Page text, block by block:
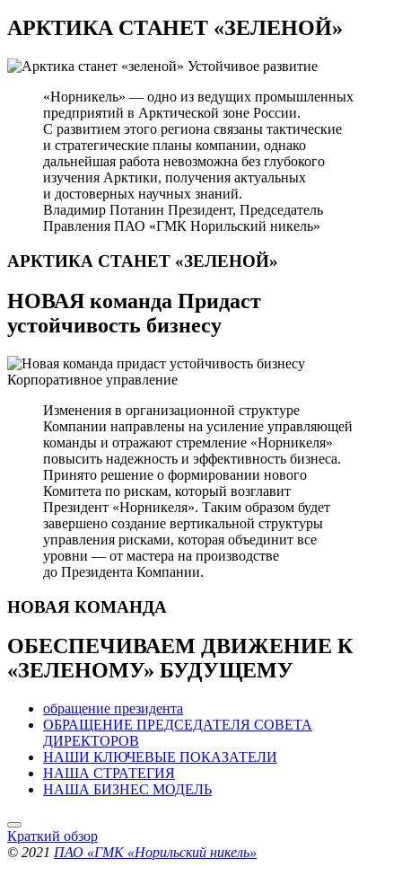
АРКТИКА СТАНЕТ «ЗЕЛЕНОЙ»
Устойчивое развитие
«Норникель» — одно из ведущих промышленных
предприятий в Арктической зоне России.
С развитием этого региона связаны тактические
и стратегические планы компании, однако
дальнейшая работа невозможна без глубокого
изучения Арктики, получения актуальных
и достоверных научных знаний.
Владимир Потанин Президент, Председатель
Правления ПАО «ГМК Норильский никель»
АРКТИКА СТАНЕТ «ЗЕЛЕНОЙ»
НОВАЯ команда Придаст
устойчивость бизнесу
Корпоративное управление
Изменения в организационной структуре
Компании направлены на усиление управляющей
команды и отражают стремление «Норникеля»
повысить надежность и эффективность бизнеса.
Принято решение о формировании нового
Комитета по рискам, который возглавит
Президент «Норникеля». Таким образом будет
завершено создание вертикальной структуры
управления рисками, которая объединит все
уровни — от мастера на производстве
до Президента Компании.
НОВАЯ КОМАНДА
ОБЕСПЕЧИВАЕМ ДВИЖЕНИЕ К
«ЗЕЛЕНОМУ» БУДУЩЕМУ
обращение президента
ОБРАЩЕНИЕ ПРЕДСЕДАТЕЛЯ СОВЕТА
ДИРЕКТОРОВ
НАШИ КЛЮЧЕВЫЕ ПОКАЗАТЕЛИ
НАША СТРАТЕГИЯ
НАША БИЗНЕС МОДЕЛЬ
Краткий обзор
© 2021 ПАО «ГМК «Норильский никель»